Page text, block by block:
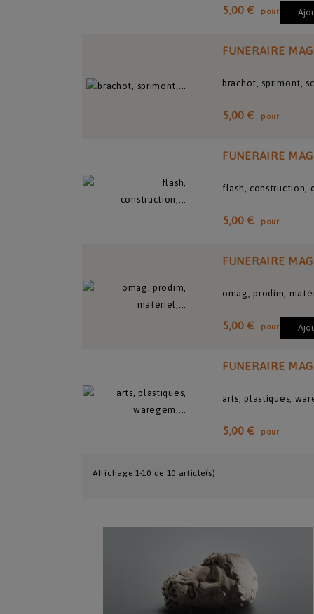
5,00 € pour
FUNERAIRE MAG
brachot, sprimont,
5,00 € pour
FUNERAIRE MAG
flash, construction,
5,00 € pour
FUNERAIRE MAG
omag, prodim,
5,00 € pour
FUNERAIRE MAG
arts, plastiques,
5,00 € pour
Affichage 1-10 de 10 article(s)